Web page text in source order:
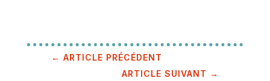
← ARTICLE PRÉCÉDENT
ARTICLE SUIVANT →